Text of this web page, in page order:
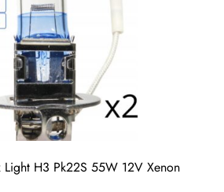
Light H3 Pk22S 55W 12V Xenon